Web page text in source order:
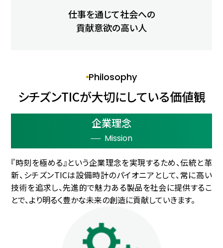
仕事を通じて社会への
貢献意欲の高い人
Philosophy
シチズンTICが大切にしている価値観
企業理念
Mission
『時刻を極める』という企業理念を実現するため、伝統と革
新、シチズンTICは設備時計のパイオニアとして、常に高い
技術を追求し、先進的で魅力ある製品を社会に提供するこ
とで、より明るく豊かな未来の創造に貢献していきます。